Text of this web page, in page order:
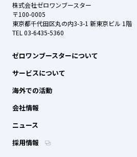
株式会社ゼロワンブースター
〒100-0005
東京都千代田区丸の内3-3-1 新東京ビル 1階
TEL 03-6435-5360
ゼロワンブースターについて
サービスについて
海外での活動
会社情報
ニュース
採用情報